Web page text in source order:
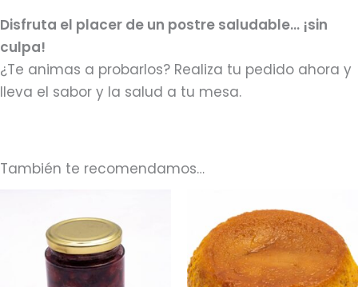
Disfruta el placer de un postre saludable… ¡sin
culpa!
¿Te animas a probarlos? Realiza tu pedido ahora y
lleva el sabor y la salud a tu mesa.
También te recomendamos…